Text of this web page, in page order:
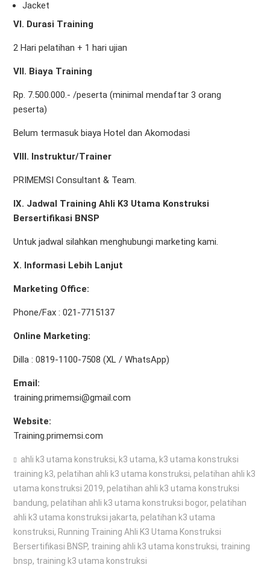
Jacket
VI. Durasi Training
2 Hari pelatihan + 1 hari ujian
VII. Biaya Training
Rp. 7.500.000.- /peserta (minimal mendaftar 3 orang
peserta)
Belum termasuk biaya Hotel dan Akomodasi
VIII. Instruktur/Trainer
PRIMEMSI Consultant & Team.
IX. Jadwal Training Ahli K3 Utama Konstruksi
Bersertifikasi BNSP
Untuk jadwal silahkan menghubungi marketing kami.
X. Informasi Lebih Lanjut
Marketing Office:
Phone/Fax : 021-7715137
Online Marketing:
Dilla : 0819-1100-7508 (XL / WhatsApp)
Email:
training.primemsi@gmail.com
Website:
Training.primemsi.com
ahli k3 utama konstruksi, k3 utama, k3 utama konstruksi
training k3, pelatihan ahli k3 utama konstruksi, pelatihan ahli k3
utama konstruksi 2019, pelatihan ahli k3 utama konstruksi
bandung, pelatihan ahli k3 utama konstruksi bogor, pelatihan
ahli k3 utama konstruksi jakarta, pelatihan k3 utama
konstruksi, Running Training Ahli K3 Utama Konstruksi
Bersertifikasi BNSP, training ahli k3 utama konstruksi, training
bnsp, training k3 utama konstruksi